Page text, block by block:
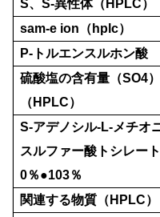
S、S-異性体（HPLC）
sam-e ion（hplc）
P-トルエンスルホン酸
硫酸塩の含有量（SO4）
（HPLC）
S-アデノシル-L-メチオ
スルファー酸トシレート
0％●103％
関連する物質（HPLC）